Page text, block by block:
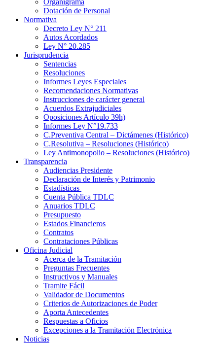
Organigrama
Dotación de Personal
Normativa
Decreto Ley N° 211
Autos Acordados
Ley N° 20.285
Jurisprudencia
Sentencias
Resoluciones
Informes Leyes Especiales
Recomendaciones Normativas
Instrucciones de carácter general
Acuerdos Extrajudiciales
Oposiciones Artículo 39h)
Informes Ley N°19.733
C.Preventiva Central – Dictámenes (Histórico)
C.Resolutiva – Resoluciones (Histórico)
Ley Antimonopolio – Resoluciones (Histórico)
Transparencia
Audiencias Presidente
Declaración de Interés y Patrimonio
Estadísticas
Cuenta Pública TDLC
Anuarios TDLC
Presupuesto
Estados Financieros
Contratos
Contrataciones Públicas
Oficina Judicial
Acerca de la Tramitación
Preguntas Frecuentes
Instructivos y Manuales
Tramite Fácil
Validador de Documentos
Criterios de Autorizaciones de Poder
Aporta Antecedentes
Respuestas a Oficios
Excepciones a la Tramitación Electrónica
Noticias